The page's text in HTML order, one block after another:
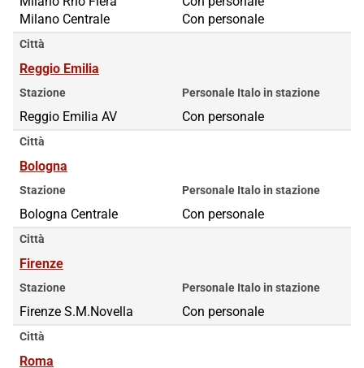
Milano Centrale
Milano Centrale
Con personale
Città
Reggio Emilia
Stazione
Reggio Emilia AV
Personale Italo in stazione
Con personale
Città
Bologna
Stazione
Bologna Centrale
Personale Italo in stazione
Con personale
Città
Firenze
Stazione
Firenze S.M.Novella
Personale Italo in stazione
Con personale
Città
Roma